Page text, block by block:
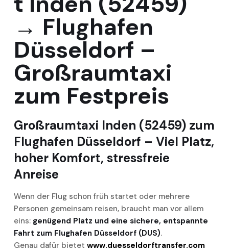
→ Flughafen
Düsseldorf –
Großraumtaxi
zum Festpreis
Großraumtaxi Inden (52459) zum
Flughafen Düsseldorf – Viel Platz,
hoher Komfort, stressfreie
Anreise
Wenn der Flug schon früh startet oder mehrere
Personen gemeinsam reisen, braucht man vor allem
eins: genügend Platz und eine sichere, entspannte
Fahrt zum Flughafen Düsseldorf (DUS).
Genau dafür bietet www.duesseldorftransfer.com